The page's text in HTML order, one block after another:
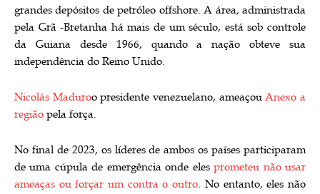
grandes depósitos de petróleo offshore. A área, administrada
pela Grã -Bretanha há mais de um século, está sob controle
da Guiana desde 1966, quando a nação obteve sua
independência do Reino Unido.
Nicolás Maduroo presidente venezuelano, ameaçouAnexo a
região pela força.
No final de 2023, os líderes de ambos os países participaram
de uma cúpula de emergência onde elesprometeu não usar
ameaças ou forçar um contra o outro. No entanto, eles não